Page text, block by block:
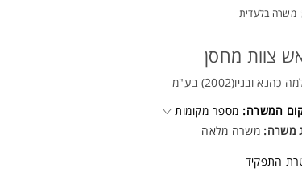
- יתרון המשרה מיועדת לנשים ולגברים כאחד.
משרות ומידע על שלמה כהנא ובניו(2002) בע"מ >
משרה בלעדית
צוות מחסן
כהנא ובניו(2002) בע"מ
המשרה: מספר מקומות
משרה: משרה מלאה
התפקיד